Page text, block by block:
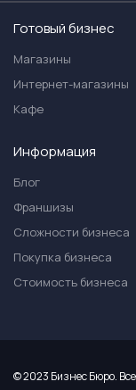
Готовый бизнес
Магазины
Интернет-магазины
Кафе
Информация
Блог
Франшизы
Сложности бизнеса
Покупка бизнеса
Стоимость бизнеса
© 2023 Бизнес Бюро.